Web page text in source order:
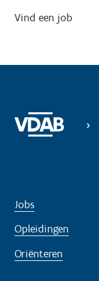
Vind een job
Jobs
Opleidingen
Oriënteren